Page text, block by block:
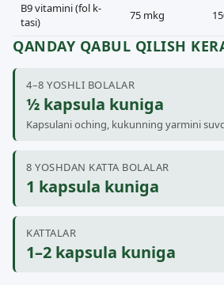
B9 vitamini (fol k-
tasi)
75 mkg
QANDAY QABUL QILISH
4–8 YOSHLI BOLALAR
½ kapsula kuniga
Kapsulani oching, kukunning yarmini
8 YOSHDAN KATTA BOLALAR
1 kapsula kuniga
KATTALAR
1–2 kapsula kuniga